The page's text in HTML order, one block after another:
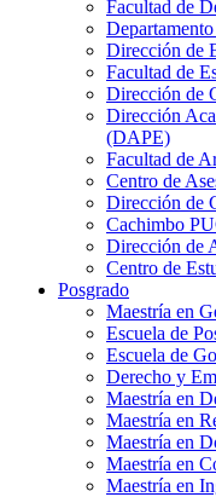
Facultad de
Dirección de
Facultad de
Dirección de
Dirección
(DAPE)
Facultad de
Centro de
Dirección de
Cachimbo
Dirección de
Centro de
Posgrado
Maestría en
Escuela de
Escuela de
Derecho y
Maestría en
Maestría en
Maestría en
Maestría en
Maestría en